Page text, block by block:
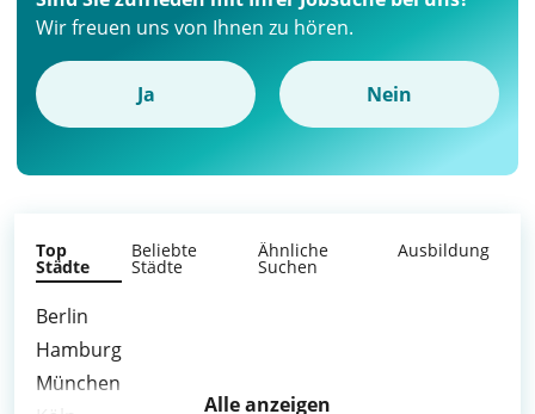
Wir freuen uns von Ihnen zu hören.
Ja Nein
Top
Städte
Beliebte
Städte
Ähnliche
Suchen
Ausbildung
Berlin
Hamburg
München
Alle anzeigen